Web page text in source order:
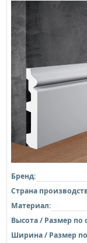
Бренд:
Страна
Материал:
Высота / Размер по
Ширина / Размер